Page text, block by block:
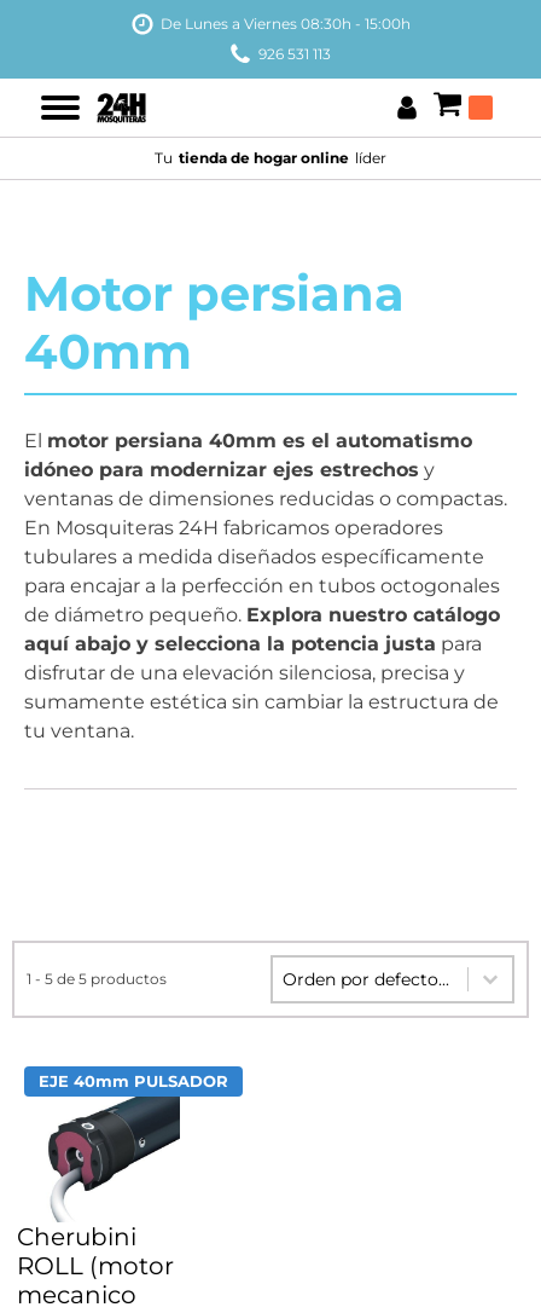
De Lunes a Viernes 08:30h - 15:00h
926 531 113
Tu tienda de hogar online líder
Motor persiana
40mm
El motor persiana 40mm es el automatismo
idóneo para modernizar ejes estrechos y
ventanas de dimensiones reducidas o compactas.
En Mosquiteras 24H fabricamos operadores
tubulares a medida diseñados específicamente
para encajar a la perfección en tubos octogonales
de diámetro pequeño. Explora nuestro catálogo
aquí abajo y selecciona la potencia justa para
disfrutar de una elevación silenciosa, precisa y
sumamente estética sin cambiar la estructura de
tu ventana.
1 - 5 de 5 productos Sort content
Sort content
EJE 40mm PULSADOR
Cherubini
ROLL (motor
mecanico